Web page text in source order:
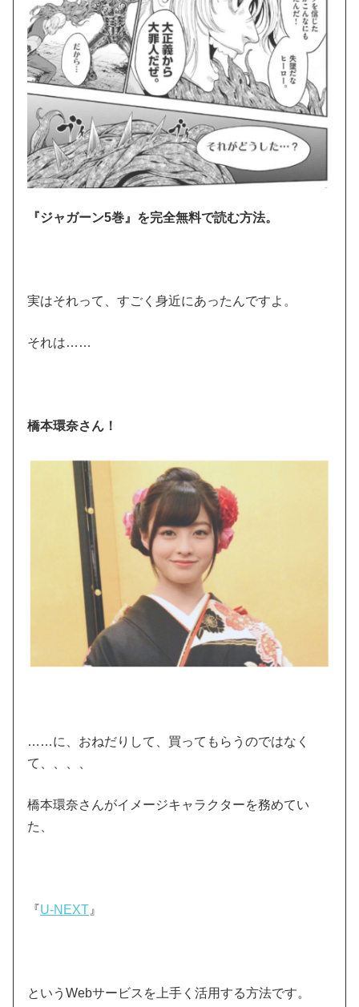
『ジャガーン5巻』を完全無料で読む方法。
実はそれって、すごく身近にあったんですよ。
それは……
橋本環奈さん！
……に、おねだりして、買ってもらうのではなく
て、、、、
橋本環奈さんがイメージキャラクターを務めてい
た、
『U-NEXT 』
というWebサービスを上手く活用する方法です。